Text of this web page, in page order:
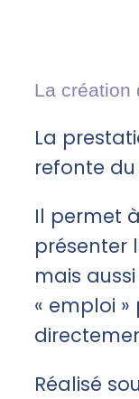
La création
La
refonte
Il permet
présenter
mais
« emploi
Réalisé